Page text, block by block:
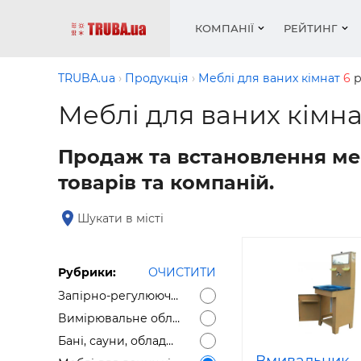
КОМПАНІЇ РЕЙТИНГ
—
Холод,
Робота
Новини
TRUBA.ua Продукція Меблі для ваних кімнат 6
Меблі для ваних
Продаж та встановлення
товарів та компаній.
Шукати в місті
Рубрики:
ОЧИСТИТИ
Запірно-регулююча арматура
Вимірювальне обладнання
Бані, сауни, обладнання для саун